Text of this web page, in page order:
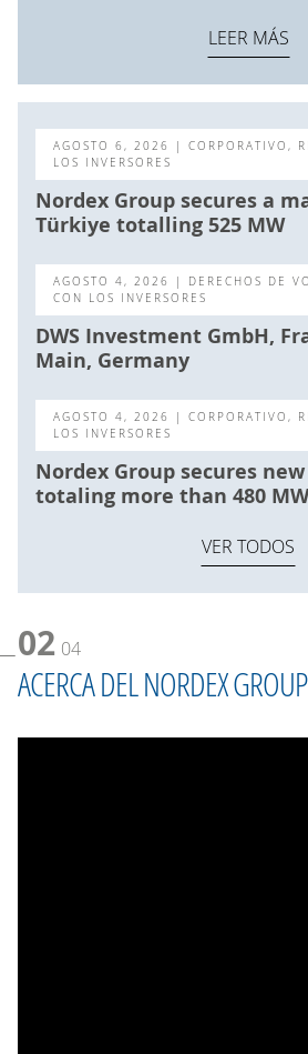
LEER MÁS
AGOSTO 6, 2026
| CORPORATIVO,
LOS INVERSORES
Nordex Group secures a
Türkiye totalling 525 MW
AGOSTO 4, 2026
| DERECHOS DE
CON LOS INVERSORES
DWS Investment GmbH,
Main, Germany
AGOSTO 4, 2026
| CORPORATIVO,
LOS INVERSORES
Nordex Group secures
totaling more than 480 MW
VER TODOS
02 04
ACERCA DEL NORDEX GROUP